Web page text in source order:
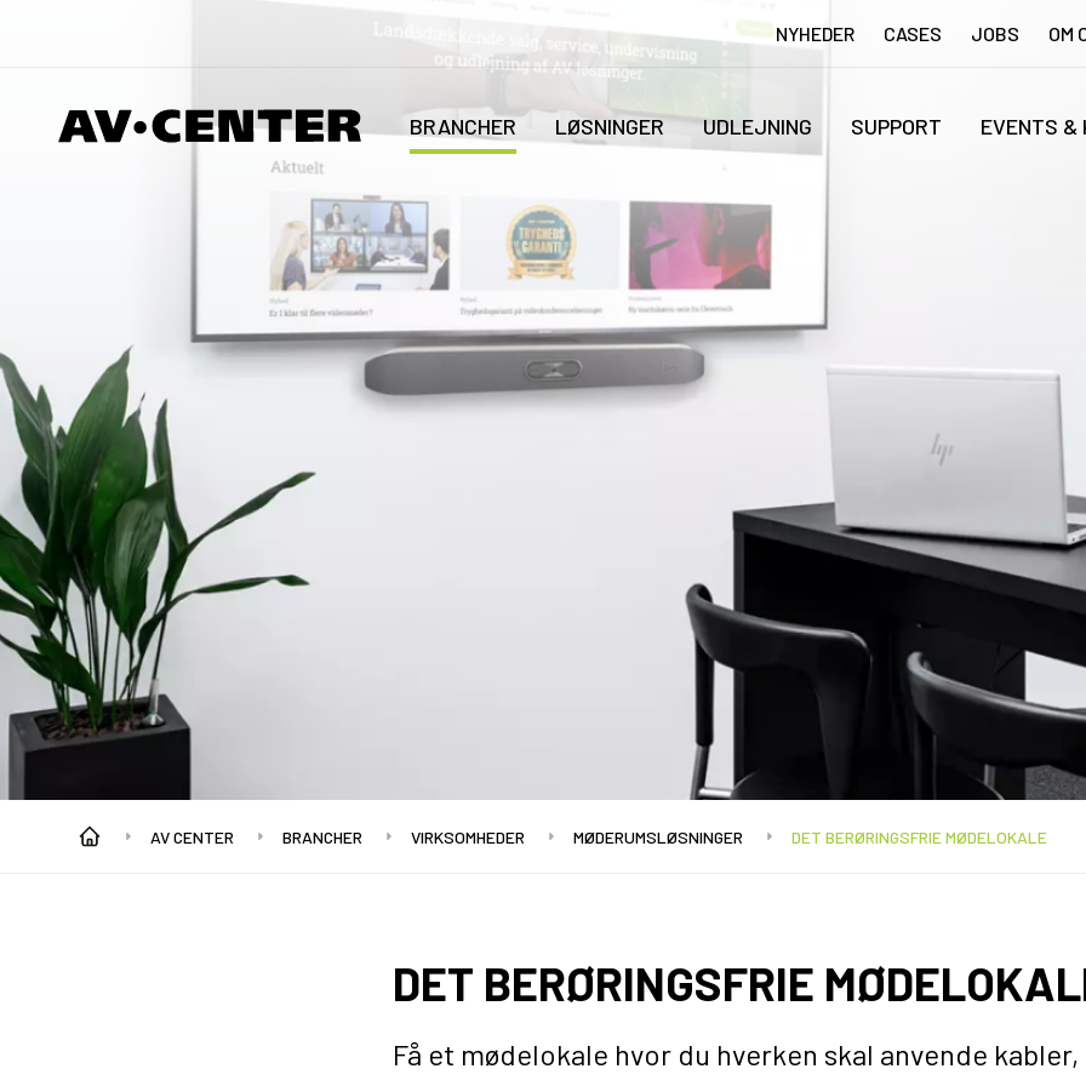
NYHEDER CASES JOBS OM
BRANCHER LØSNINGER UDLEJNING SUPPORT EVENTS &
AV CENTER BRANCHER VIRKSOMHEDER MØDERUMSLØSNINGER DET BERØRINGSFRIE MØDELOKALE
DET BERØRINGSFRIE
Få et mødelokale hvor du hverken skal anvende kabler,